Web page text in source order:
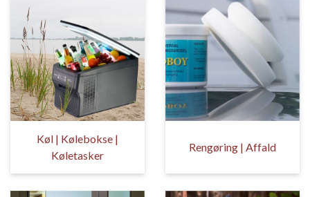
Køl | Kølebokse |
Køletasker
Rengøring | Affald